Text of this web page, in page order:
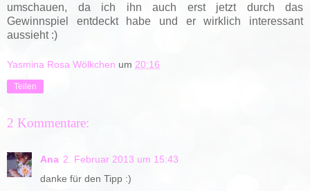
umschauen, da ich ihn auch erst jetzt durch das
Gewinnspiel entdeckt habe und er wirklich interessant
aussieht :)
Yasmina Rosa Wölkchen um 20:16
Teilen
2 Kommentare:
Ana 2. Februar 2013 um 15:43
danke für den Tipp :)